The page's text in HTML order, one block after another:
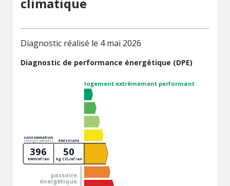
Diagnostic réalisé le 4 mai 2026
Diagnostic de performance énergétique (DPE)
logement extrêmement performant
passoire
énergétique
consommation
(énergie primaire) émissions
396
kWh/m²/an
50
kg CO₂/m²/an